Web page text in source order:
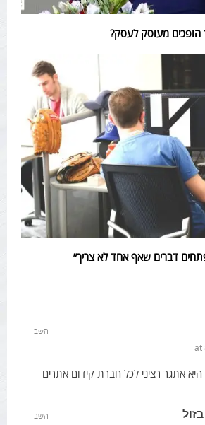
הופכים מעוסק לעסק?
דברים שאף אחד לא צריך״
השב
השב